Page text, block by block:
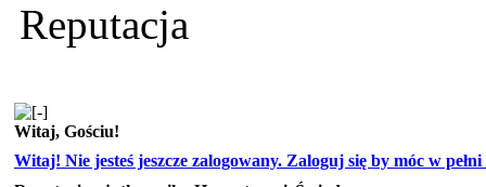
Reputacja
Witaj, Gościu!
Witaj! Nie jesteś jeszcze zalogowany. Zaloguj się by móc w